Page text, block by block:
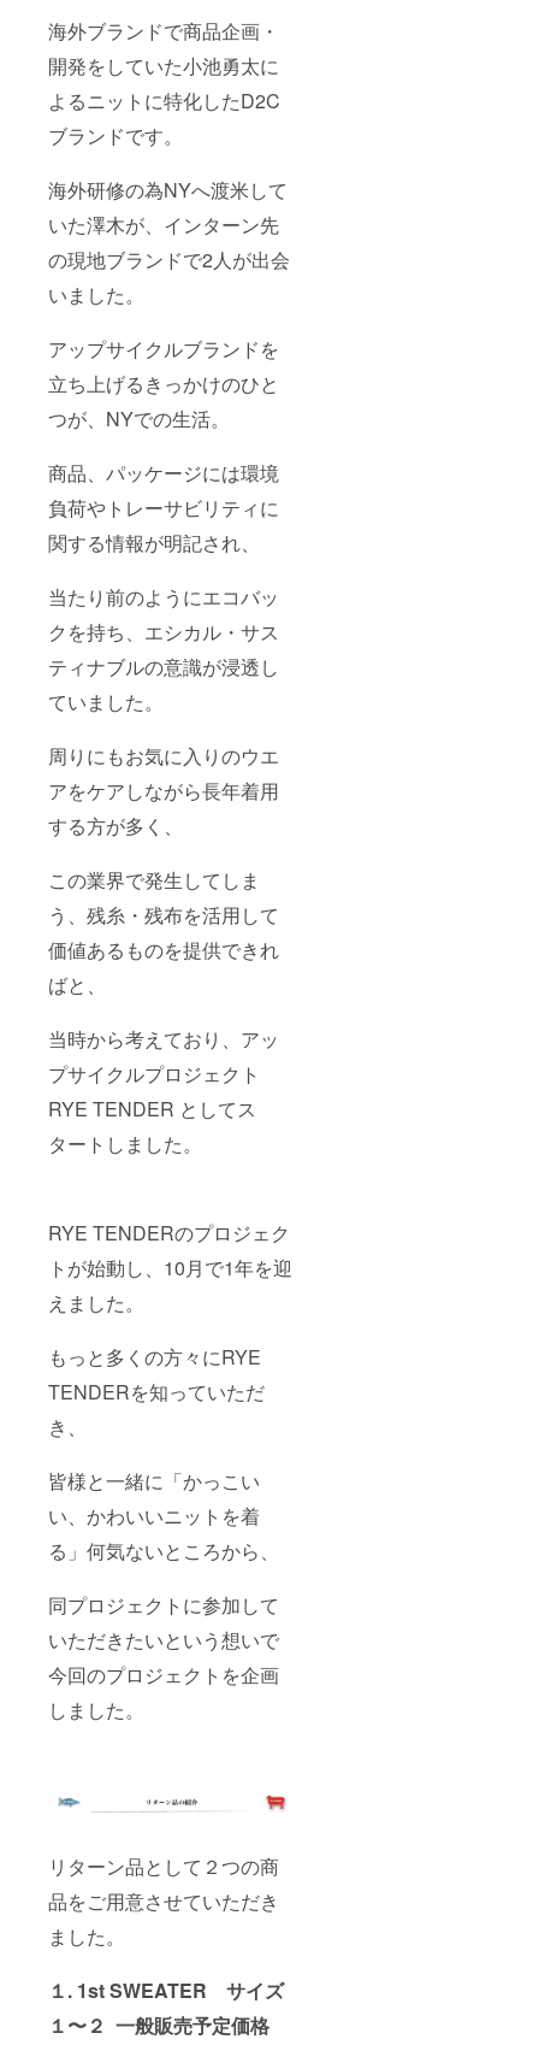
海外ブランドで商品企画・
開発をしていた小池勇太に
よるニットに特化したD2C
ブランドです。
海外研修の為NYへ渡米して
いた澤木が、インターン先
の現地ブランドで2人が出会
いました。
アップサイクルブランドを
立ち上げるきっかけのひと
つが、NYでの生活。
商品、パッケージには環境
負荷やトレーサビリティに
関する情報が明記され、
当たり前のようにエコバッ
クを持ち、エシカル・サス
ティナブルの意識が浸透し
ていました。
周りにもお気に入りのウエ
アをケアしながら⻑年着用
する方が多く、
この業界で発生してしま
う、残糸・残布を活用して
価値あるものを提供できれ
ばと、
当時から考えており、アッ
プサイクルプロジェクト
RYE TENDER としてス
タートしました。
RYE TENDERのプロジェク
トが始動し、10月で1年を迎
えました。
もっと多くの方々にRYE
TENDERを知っていただ
き、
皆様と一緒に「かっこい
い、かわいいニットを着
る」何気ないところから、
同プロジェクトに参加して
いただきたいという想いで
今回のプロジェクトを企画
しました。
リターン品として２つの商
品をご用意させていただき
ました。
１. 1st SWEATER サイズ
１〜２ 一般販売予定価格